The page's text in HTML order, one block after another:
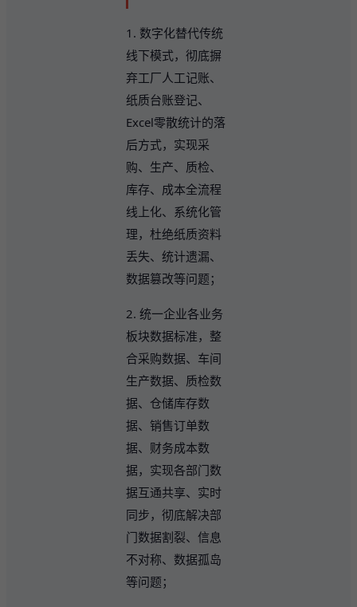
1. 数字化替代传统
线下模式，彻底摒
弃工厂人工记账、
纸质台账登记、
Excel零散统计的落
后方式，实现采
购、生产、质检、
库存、成本全流程
线上化、系统化管
理，杜绝纸质资料
丢失、统计遗漏、
数据篡改等问题；
2. 统一企业各业务
板块数据标准，整
合采购数据、车间
生产数据、质检数
据、仓储库存数
据、销售订单数
据、财务成本数
据，实现各部门数
据互通共享、实时
同步，彻底解决部
门数据割裂、信息
不对称、数据孤岛
等问题；